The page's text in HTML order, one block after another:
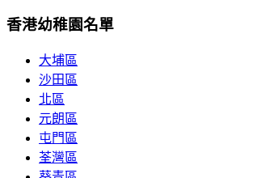
香港幼稚園名單
大埔區
沙田區
北區
元朗區
屯門區
荃灣區